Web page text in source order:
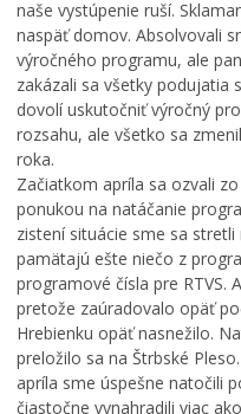
naše vystúpenie ruší.
naspäť domov. Absolvovali
výročného programu, ale
zakázali sa všetky podujatia
dovolí uskutočniť výročný
rozsahu, ale všetko sa
roka.
Začiatkom apríla sa ozvali
ponukou na natáčanie
zistení situácie sme sa
pamätajú ešte niečo z
programové čísla pre RTVS.
pretože zaúradovalo opäť
Hrebienku opäť nasnežilo.
preložilo sa na Štrbské
apríla sme úspešne natočili
čiastočne vynahradili viac
r
k
u
m
e
n
í
p
r
e
v
á
d
z
k
o
v
k
u
,
k
a
t
a
s
t
e
r
p
r
e
p
í
s
j
s
v
ä
t
e
j
š
e
j
T
r
o
j
i
c
e